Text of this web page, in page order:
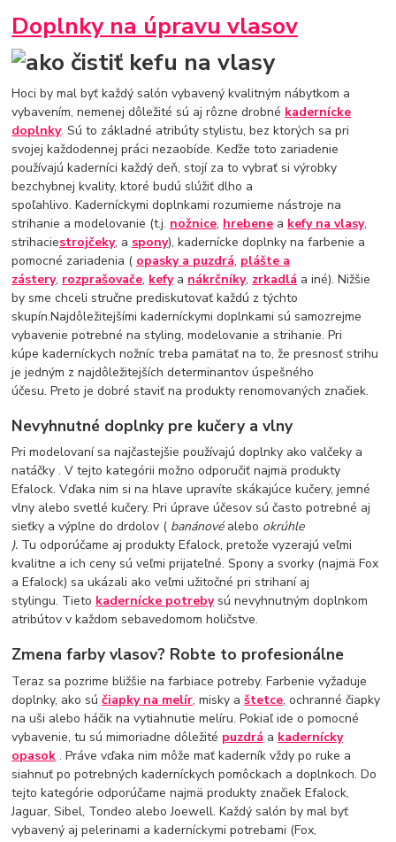
Doplnky na úpravu vlasov
Hoci by mal byť každý salón vybavený kvalitným nábytkom a
vybavením, nemenej dôležité sú aj rôzne drobné kadernícke
doplnky. Sú to základné atribúty stylistu, bez ktorých sa pri
svojej každodennej práci nezaobíde. Keďže toto zariadenie
používajú kaderníci každý deň, stojí za to vybrať si výrobky
bezchybnej kvality, ktoré budú slúžiť dlho a
spoľahlivo. Kaderníckymi doplnkami rozumieme nástroje na
strihanie a modelovanie (t.j. nožnice, hrebene a kefy na vlasy,
strihaciestrojčeky, a spony), kadernícke doplnky na farbenie a
pomocné zariadenia ( opasky a puzdrá, plášte a
zástery, rozprašovače, kefya nákrčníky, zrkadlá a iné). Nižšie
by sme chceli stručne prediskutovať každú z týchto
skupín.Najdôležitejšími kaderníckymi doplnkami sú samozrejme
vybavenie potrebné na styling, modelovanie a strihanie. Pri
kúpe kaderníckych nožníc treba pamätať na to, že presnosť strihu
je jedným z najdôležitejších determinantov úspešného
účesu. Preto je dobré staviť na produkty renomovaných značiek.
Nevyhnutné doplnky pre kučery a vlny
Pri modelovaní sa najčastejšie používajú doplnky ako valčeky a
natáčky . V tejto kategórii možno odporučiť najmä produkty
Efalock. Vďaka nim si na hlave upravíte skákajúce kučery, jemné
vlny alebo svetlé kučery. Pri úprave účesov sú často potrebné aj
sieťky a výplne do drdolov ( banánovéalebo okrúhle
). Tu odporúčame aj produkty Efalock, pretože vyzerajú veľmi
kvalitne a ich ceny sú veľmi prijateľné. Spony a svorky (najmä Fox
a Efalock) sa ukázali ako veľmi užitočné pri strihaní aj
stylingu. Tieto kadernícke potrebysú nevyhnutným doplnkom
atribútov v každom sebavedomom holičstve.
Zmena farby vlasov? Robte to profesionálne
Teraz sa pozrime bližšie na farbiace potreby. Farbenie vyžaduje
doplnky, ako súčiapky na melír, misky aštetce, ochranné čiapky
na uši alebo háčik na vytiahnutie melíru. Pokiaľ ide o pomocné
vybavenie, tu sú mimoriadne dôležité puzdrá a kadernícky
opasok . Práve vďaka nim môže mať kaderník vždy po ruke a
siahnuť po potrebných kaderníckych pomôckach a doplnkoch. Do
tejto kategórie odporúčame najmä produkty značiek Efalock,
Jaguar, Sibel, Tondeo alebo Joewell. Každý salón by mal byť
vybavený aj pelerinami a kaderníckymi potrebami (Fox,